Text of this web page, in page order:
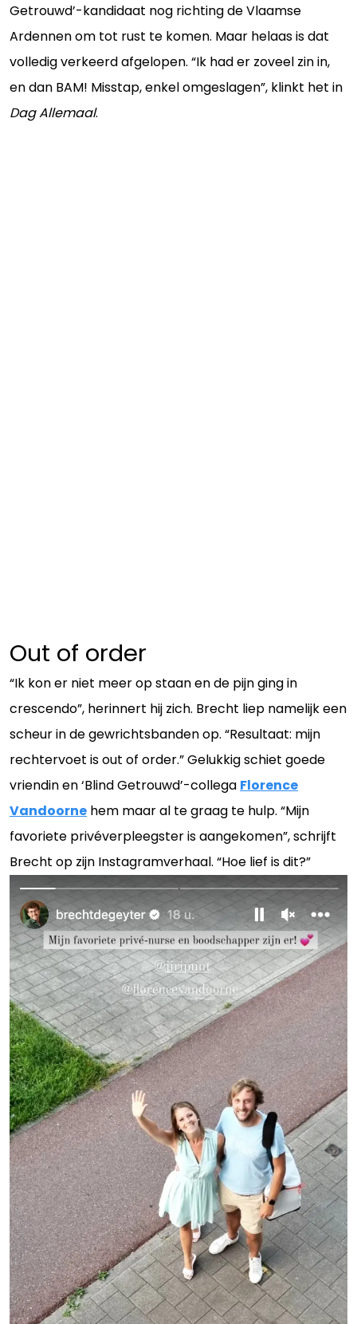
Getrouwd’-kandidaat nog richting de Vlaamse
Ardennen om tot rust te komen. Maar helaas is dat
volledig verkeerd afgelopen. “Ik had er zoveel zin in,
en dan BAM! Misstap, enkel omgeslagen”, klinkt het in
Dag Allemaal.
Out of order
“Ik kon er niet meer op staan en de pijn ging in
crescendo”, herinnert hij zich. Brecht liep namelijk een
scheur in de gewrichtsbanden op. “Resultaat: mijn
rechtervoet is out of order.” Gelukkig schiet goede
vriendin en ‘Blind Getrouwd’-collega Florence
Vandoorne hem maar al te graag te hulp. “Mijn
favoriete privéverpleegster is aangekomen”, schrijft
Brecht op zijn Instagramverhaal. “Hoe lief is dit?”